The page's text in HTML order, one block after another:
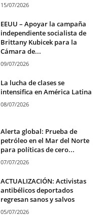
15/07/2026
EEUU – Apoyar la campaña
independiente socialista de
Brittany Kubicek para la
Cámara de...
09/07/2026
La lucha de clases se
intensifica en América Latina
08/07/2026
Alerta global: Prueba de
petróleo en el Mar del Norte
para políticas de cero...
07/07/2026
ACTUALIZACIÓN: Activistas
antibélicos deportados
regresan sanos y salvos
05/07/2026